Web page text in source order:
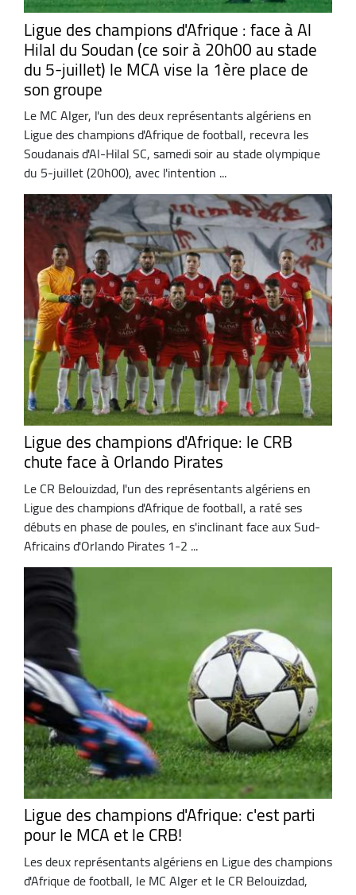
Ligue des champions d'Afrique : face à Al
Hilal du Soudan (ce soir à 20h00 au stade
du 5-juillet) le MCA vise la 1ère place de
son groupe
Le MC Alger, l'un des deux représentants algériens en
Ligue des champions d'Afrique de football, recevra les
Soudanais d'Al-Hilal SC, samedi soir au stade olympique
du 5-juillet (20h00), avec l'intention ...
Ligue des champions d'Afrique: le CRB
chute face à Orlando Pirates
Le CR Belouizdad, l'un des représentants algériens en
Ligue des champions d'Afrique de football, a raté ses
débuts en phase de poules, en s'inclinant face aux Sud-
Africains d'Orlando Pirates 1-2 ...
Ligue des champions d'Afrique: c'est parti
pour le MCA et le CRB!
Les deux représentants algériens en Ligue des champions
d'Afrique de football, le MC Alger et le CR Belouizdad,